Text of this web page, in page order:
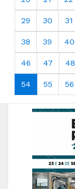
29 30 31
38 39 40
46 47 48
54 55 56